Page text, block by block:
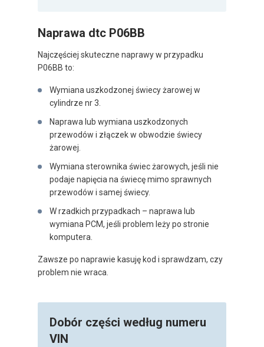
Naprawa dtc P06BB
Najczęściej skuteczne naprawy w przypadku
P06BB to:
Wymiana uszkodzonej świecy żarowej w
cylindrze nr 3.
Naprawa lub wymiana uszkodzonych
przewodów i złączek w obwodzie świecy
żarowej.
Wymiana sterownika świec żarowych, jeśli nie
podaje napięcia na świecę mimo sprawnych
przewodów i samej świecy.
W rzadkich przypadkach – naprawa lub
wymiana PCM, jeśli problem leży po stronie
komputera.
Zawsze po naprawie kasuję kod i sprawdzam, czy
problem nie wraca.
Dobór części według numeru
VIN